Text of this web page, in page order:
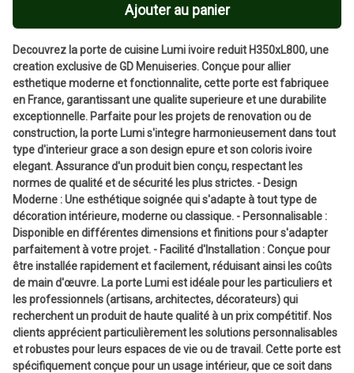
Ajouter au panier
Decouvrez la porte de cuisine Lumi ivoire reduit H350xL800, une
creation exclusive de GD Menuiseries. Conçue pour allier
esthetique moderne et fonctionnalite, cette porte est fabriquee
en France, garantissant une qualite superieure et une durabilite
exceptionnelle. Parfaite pour les projets de renovation ou de
construction, la porte Lumi s'integre harmonieusement dans tout
type d'interieur grace a son design epure et son coloris ivoire
elegant. Assurance d'un produit bien conçu, respectant les
normes de qualité et de sécurité les plus strictes. - Design
Moderne : Une esthétique soignée qui s'adapte à tout type de
décoration intérieure, moderne ou classique. - Personnalisable :
Disponible en différentes dimensions et finitions pour s'adapter
parfaitement à votre projet. - Facilité d'Installation : Conçue pour
être installée rapidement et facilement, réduisant ainsi les coûts
de main d'œuvre. La porte Lumi est idéale pour les particuliers et
les professionnels (artisans, architectes, décorateurs) qui
recherchent un produit de haute qualité à un prix compétitif. Nos
clients apprécient particulièrement les solutions personnalisables
et robustes pour leurs espaces de vie ou de travail. Cette porte est
spécifiquement conçue pour un usage intérieur, que ce soit dans